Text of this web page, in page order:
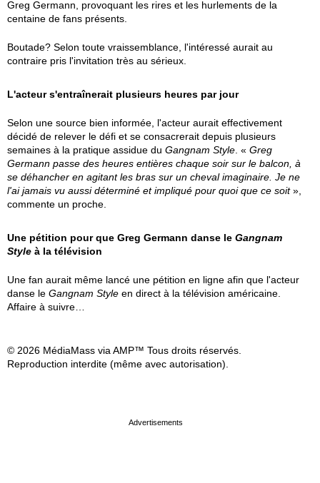
Greg Germann, provoquant les rires et les hurlements de la
centaine de fans présents.
Boutade? Selon toute vraissemblance, l'intéressé aurait au
contraire pris l'invitation très au sérieux.
L'acteur s'entraînerait plusieurs heures par jour
Selon une source bien informée, l'acteur aurait effectivement
décidé de relever le défi et se consacrerait depuis plusieurs
semaines à la pratique assidue du Gangnam Style . « Greg
Germann passe des heures entières chaque soir sur le balcon, à
se déhancher en agitant les bras sur un cheval imaginaire. Je ne
l'ai jamais vu aussi déterminé et impliqué pour quoi que ce soit»,
commente un proche.
Une pétition pour que Greg Germann danse le Gangnam
Style à la télévision
Une fan aurait même lancé une pétition en ligne afin que l'acteur
danse le Gangnam Style en direct à la télévision américaine.
Affaire à suivre…
© 2026 MédiaMass via AMP™ Tous droits réservés.
Reproduction interdite (même avec autorisation).